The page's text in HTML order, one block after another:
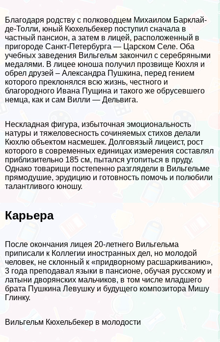
Благодаря родству с полководцем Михаилом Барклай-
де-Толли, юный Кюхельбекер поступил сначала в
частный пансион, а затем в лицей, расположенный в
пригороде Санкт-Петербурга — Царском Селе. Оба
учебных заведения Вильгельм закончил с серебряными
медалями. В лицее юноша получил прозвище Кюхля и
обрел друзей – Александра Пушкина, перед гением
которого преклонялся всю жизнь, честного и
благородного Ивана Пущина и такого же обрусевшего
немца, как и сам Вилли — Дельвига.
Нескладная фигура, избыточная эмоциональность
натуры и тяжеловесность сочиняемых стихов делали
Кюхлю объектом насмешек. Долговязый лицеист, рост
которого в современных единицах измерения составлял
приблизительно 185 см, пытался утопиться в пруду.
Однако товарищи постепенно разглядели в Вильгельме
прямодушие, эрудицию и готовность помочь и полюбили
талантливого юношу.
Карьера
После окончания лицея 20-летнего Вильгельма
приписали к Коллегии иностранных дел, но молодой
человек, не склонный к «придворному расшаркиванию»,
3 года преподавал языки в пансионе, обучая русскому и
латыни дворянских мальчиков, в том числе младшего
брата Пушкина Левушку и будущего композитора Мишу
Глинку.
Вильгельм Кюхельбекер в молодости